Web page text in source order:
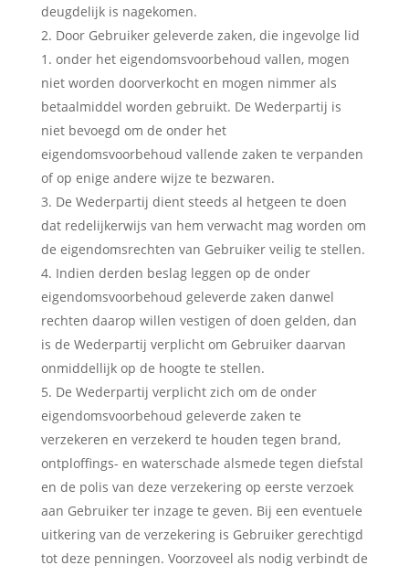
deugdelijk is nagekomen.
Door Gebruiker geleverde zaken, die ingevolge lid
1. onder het eigendomsvoorbehoud vallen, mogen
niet worden doorverkocht en mogen nimmer als
betaalmiddel worden gebruikt. De Wederpartij is
niet bevoegd om de onder het
eigendomsvoorbehoud vallende zaken te verpanden
of op enige andere wijze te bezwaren.
De Wederpartij dient steeds al hetgeen te doen
dat redelijkerwijs van hem verwacht mag worden om
de eigendomsrechten van Gebruiker veilig te stellen.
Indien derden beslag leggen op de onder
eigendomsvoorbehoud geleverde zaken danwel
rechten daarop willen vestigen of doen gelden, dan
is de Wederpartij verplicht om Gebruiker daarvan
onmiddellijk op de hoogte te stellen.
De Wederpartij verplicht zich om de onder
eigendomsvoorbehoud geleverde zaken te
verzekeren en verzekerd te houden tegen brand,
ontploffings- en waterschade alsmede tegen diefstal
en de polis van deze verzekering op eerste verzoek
aan Gebruiker ter inzage te geven. Bij een eventuele
uitkering van de verzekering is Gebruiker gerechtigd
tot deze penningen. Voorzoveel als nodig verbindt de